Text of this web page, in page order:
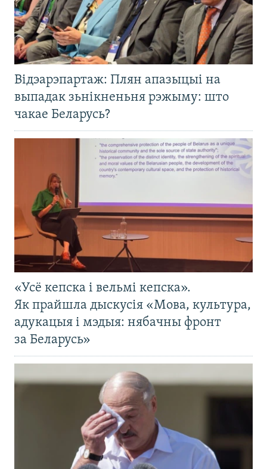
Відэарэпартаж: Плян апазыцыі на
выпадак зьнікненьня рэжыму: што
чакае Беларусь?
«Усё кепска і вельмі кепска».
Як прайшла дыскусія «Мова, культура,
адукацыя і мэдыя: нябачны фронт
за Беларусь»